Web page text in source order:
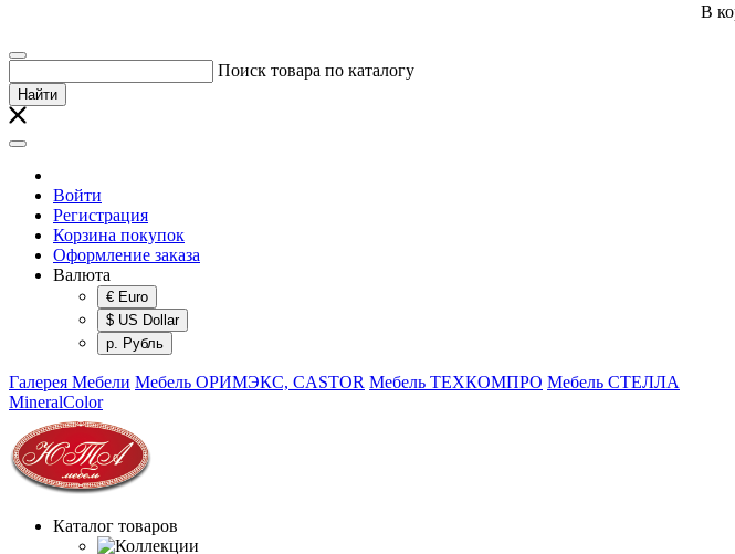
В
Поиск товара по каталогу
Найти
Войти
Регистрация
Корзина покупок
Оформление заказа
Валюта
€ Euro
$ US Dollar
р. Рубль
Галерея Мебели Мебель ОРИМЭКС, CASTOR Мебель ТЕХКОМПРО Мебель СТЕЛЛА
MineralColor
Каталог товаров